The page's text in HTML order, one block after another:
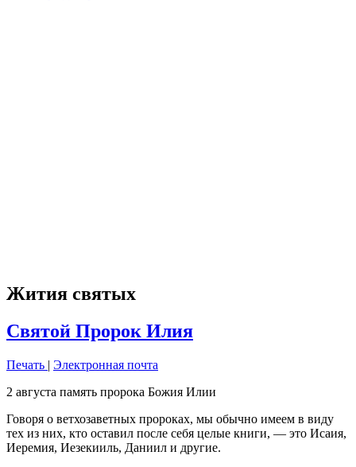
Жития святых
Святой Пророк Илия
Печать | Электронная почта
2 августа память пророка Божия Илии
Говоря о ветхозаветных пророках, мы обычно имеем в виду
тех из них, кто оставил после себя целые книги, — это Исаия,
Иеремия, Иезекииль, Даниил и другие.